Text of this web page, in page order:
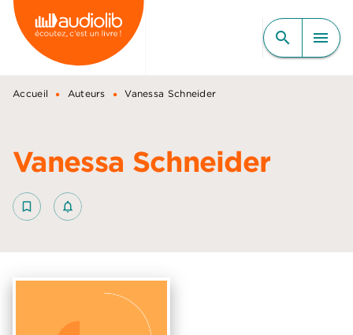
MENU RECHERCHE
CONTENU
PIED DE PAGE
search menu
Accueil • Auteurs • Vanessa Schneider
Vanessa Schneider
bookmark_border notifications_none_outlined